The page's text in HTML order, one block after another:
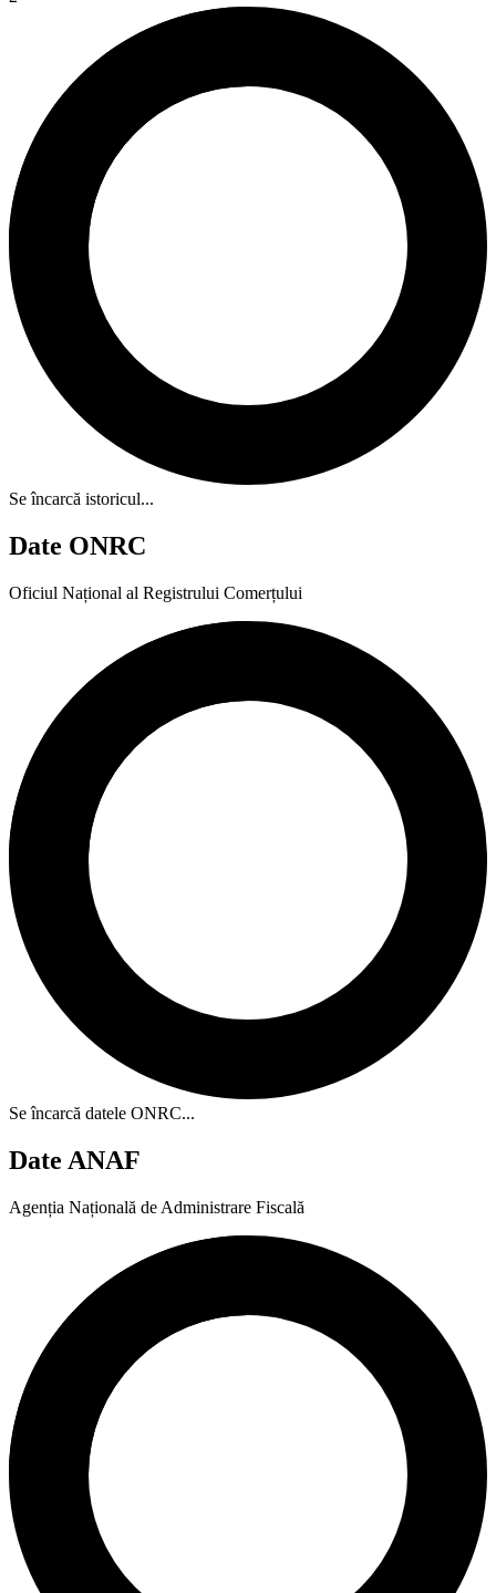
Se încarcă istoricul...
Date ONRC
Oficiul Național al Registrului Comerțului
Se încarcă datele ONRC...
Date ANAF
Agenția Națională de Administrare Fiscală